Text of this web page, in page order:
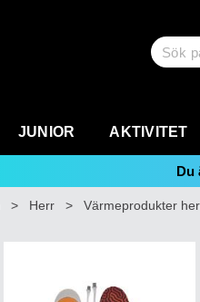
JUNIOR AKTIVITET
Du
> Herr > Värmeprodukter